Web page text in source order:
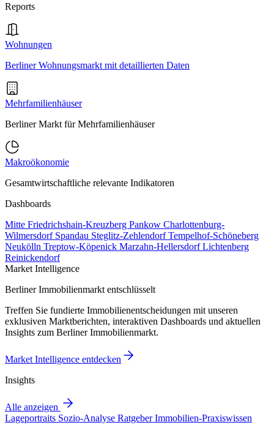
Reports
Wohnungen
Berliner Wohnungsmarkt mit detaillierten Daten
Mehrfamilienhäuser
Berliner Markt für Mehrfamilienhäuser
Makroökonomie
Gesamtwirtschaftliche relevante Indikatoren
Dashboards
Mitte Friedrichshain-Kreuzberg Pankow Charlottenburg-
Wilmersdorf Spandau Steglitz-ZehlendorfTempelhof-Schöneberg
Neukölln Treptow-Köpenick Marzahn-HellersdorfLichtenberg
Reinickendorf
Market Intelligence
Berliner Immobilienmarkt entschlüsselt
Treffen Sie fundierte Immobilienentscheidungen mit unseren
exklusiven Marktberichten, interaktiven Dashboards und aktuellen
Insights zum Berliner Immobilienmarkt.
Market Intelligence entdecken
Insights
Alle anzeigen
Lageportraits Sozio-Analyse RatgeberImmobilien-Praxiswissen